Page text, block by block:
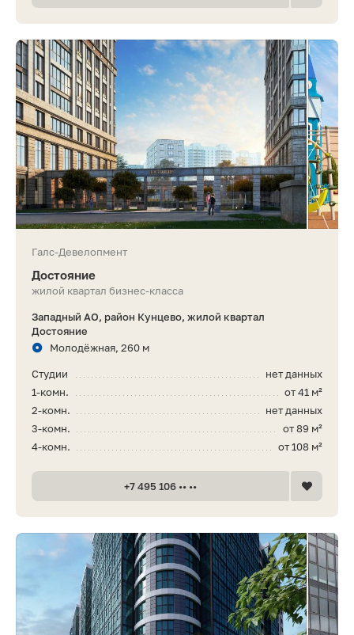
Галс-Девелопмент
Достояние
жилой квартал бизнес-класса
Западный АО, район Кунцево, жилой квартал
Достояние
Молодёжная, 260 м
нет данных
Студии
от 41 м²
1-комн.
нет данных
2-комн.
от 89 м²
3-комн.
от 108 м²
4-комн.
+7 495 106 •• ••